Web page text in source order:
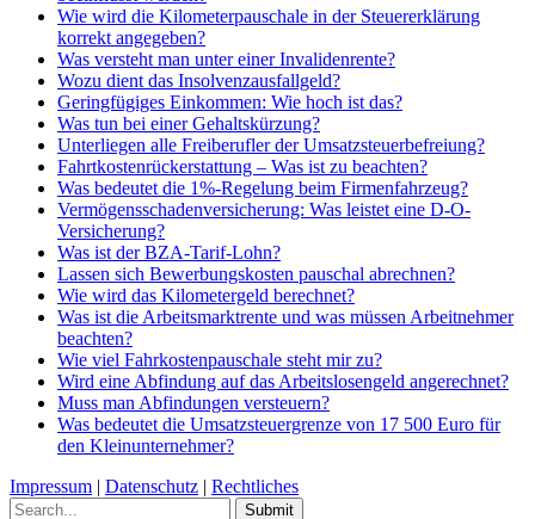
Wie wird die Kilometerpauschale in der Steuererklärung
korrekt angegeben?
Was versteht man unter einer Invalidenrente?
Wozu dient das Insolvenzausfallgeld?
Geringfügiges Einkommen: Wie hoch ist das?
Was tun bei einer Gehaltskürzung?
Unterliegen alle Freiberufler der Umsatzsteuerbefreiung?
Fahrtkostenrückerstattung – Was ist zu beachten?
Was bedeutet die 1%-Regelung beim Firmenfahrzeug?
Vermögensschadenversicherung: Was leistet eine D-O-
Versicherung?
Was ist der BZA-Tarif-Lohn?
Lassen sich Bewerbungskosten pauschal abrechnen?
Wie wird das Kilometergeld berechnet?
Was ist die Arbeitsmarktrente und was müssen Arbeitnehmer
beachten?
Wie viel Fahrkostenpauschale steht mir zu?
Wird eine Abfindung auf das Arbeitslosengeld angerechnet?
Muss man Abfindungen versteuern?
Was bedeutet die Umsatzsteuergrenze von 17 500 Euro für
den Kleinunternehmer?
Impressum | Datenschutz | Rechtliches
Submit